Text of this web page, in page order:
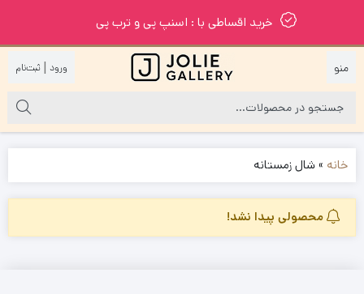
خرید اقساطی با : اسنپ پی و ترب پی
|
خانه »شال زمستانه
محصولی پیدا نشد!